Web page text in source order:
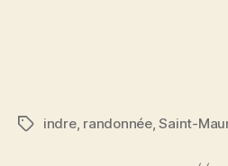
Étiquettes
indre, randonnée,Saint-